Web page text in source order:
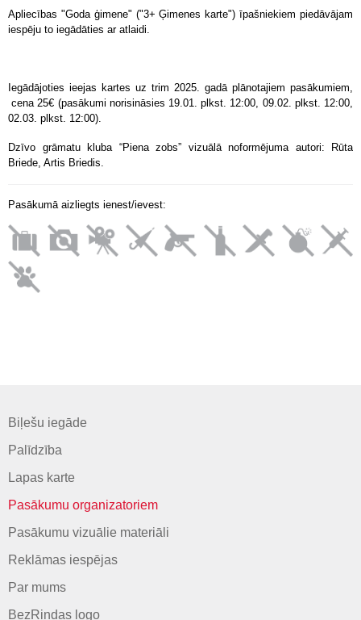
Apliecības "Goda ģimene" ("3+ Ģimenes karte") īpašniekiem piedāvājam
iespēju to iegādāties ar atlaidi.
Iegādājoties ieejas kartes uz trim 2025. gadā plānotajiem pasākumiem,
cena 25€ (pasākumi norisināsies 19.01. plkst. 12:00, 09.02. plkst. 12:00,
02.03. plkst. 12:00).
Dzīvo grāmatu kluba “Piena zobs” vizuālā noformējuma autori: Rūta
Briede, Artis Briedis.
Pasākumā aizliegts ienest/ievest:
Biļešu iegāde
Palīdzība
Lapas karte
Pasākumu organizatoriem
Pasākumu vizuālie materiāli
Reklāmas iespējas
Par mums
BezRindas logo